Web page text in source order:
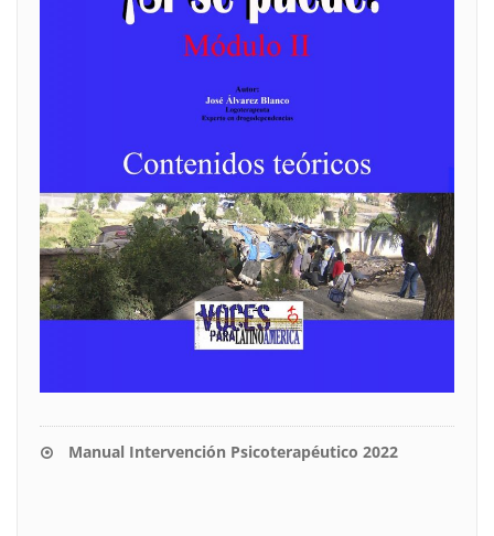
Manual Intervención Psicoterapéutico 2022